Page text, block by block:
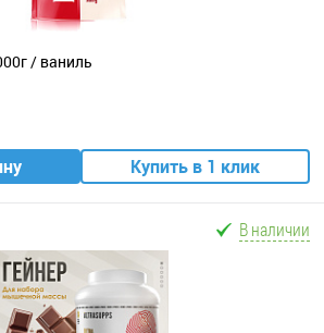
/ ваниль
Купить в 1 клик
В наличии